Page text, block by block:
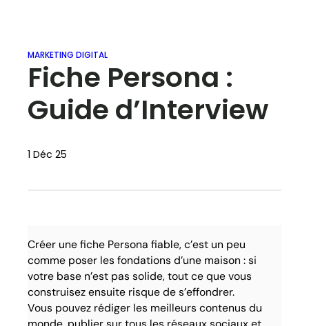
MARKETING DIGITAL
Fiche Persona :
Guide d’Interview
1 Déc 25
Créer une fiche Persona fiable, c’est un peu
comme poser les fondations d’une maison : si
votre base n’est pas solide, tout ce que vous
construisez ensuite risque de s’effondrer.
Vous pouvez rédiger les meilleurs contenus du